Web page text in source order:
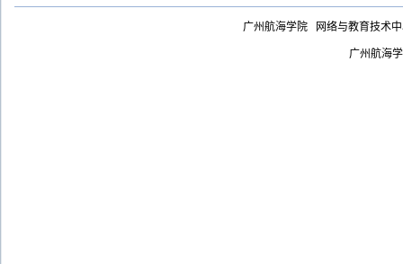
广州航海学院 网络与教育技术
广州航海